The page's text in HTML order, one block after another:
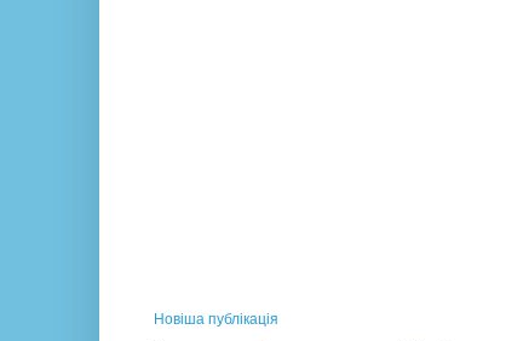
Новіша публікація